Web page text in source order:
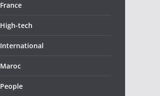
France
High-tech
International
Maroc
People